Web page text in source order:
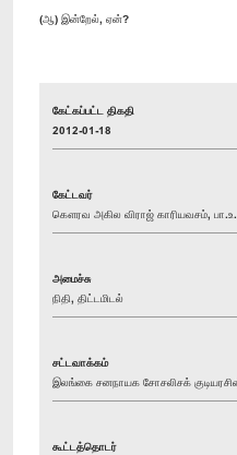
(ஆ) இன்றேல், ஏன்?
கேட்கப்பட்ட திகதி
2012-01-18
கேட்டவர்
கௌரவ அகில விராஜ் காரியவசம், பா.உ.
அமைச்சு
நிதி, திட்டமிடல்
சட்டவாக்கம்
இலங்கை சனநாயக சோசலிசக்
கூட்டத்தொடர்